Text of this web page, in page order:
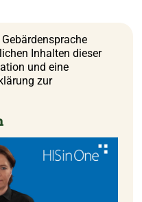
Inhalten dieser
und eine
zur